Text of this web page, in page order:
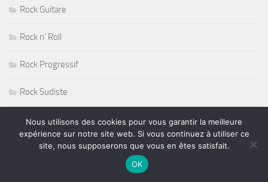
Rock Guitare
Rock n' Roll
Rock Progressif
Rock Sudiste
Rockabilly
Roger Nichols
Nous utilisons des cookies pour vous garantir la meilleure
expérience sur notre site web. Si vous continuez à utiliser ce
site, nous supposerons que vous en êtes satisfait.
OK